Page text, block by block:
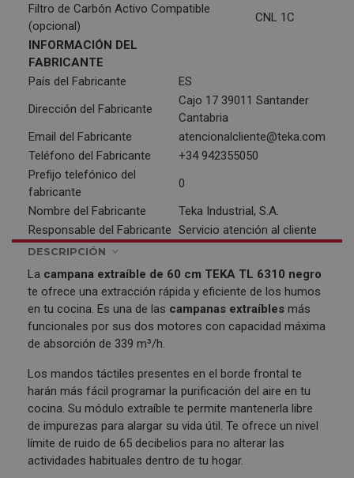
Filtro de Carbón Activo Compatible
(opcional)
CNL 1C
INFORMACIÓN DEL
FABRICANTE
País del Fabricante
ES
Dirección del Fabricante
Cajo 17 39011 Santander
Cantabria
Email del Fabricante
atencionalcliente@teka.com
Teléfono del Fabricante
+34 942355050
Prefijo telefónico del
fabricante
0
Nombre del Fabricante
Teka Industrial, S.A.
Responsable del Fabricante Servicio atención al cliente
DESCRIPCIÓN
La campana extraíble de 60 cm TEKA TL 6310 negro
te ofrece una extracción rápida y eficiente de los humos
en tu cocina. Es una de las campanas extraíbles más
funcionales por sus dos motores con capacidad máxima
de absorción de 339 m³/h.
Los mandos táctiles presentes en el borde frontal te
harán más fácil programar la purificación del aire en tu
cocina. Su módulo extraíble te permite mantenerla libre
de impurezas para alargar su vida útil. Te ofrece un nivel
límite de ruido de 65 decibelios para no alterar las
actividades habituales dentro de tu hogar.